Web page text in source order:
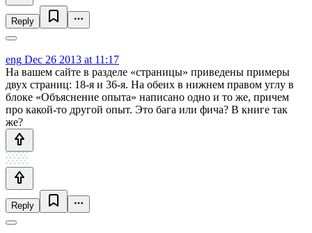
Reply
eng Dec 26 2013 at 11:17
На вашем сайте в разделе «страницы» приведены примеры
двух страниц: 18-я и 36-я. На обеих в нижнем правом углу в
блоке «Объяснение опыта» написано одно и то же, причем
про какой-то другой опыт. Это бага или фича? В книге так
же?
Reply